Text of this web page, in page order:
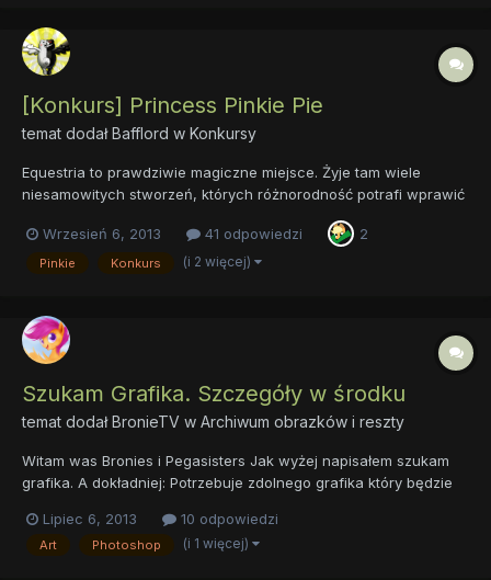
[Konkurs] Princess Pinkie Pie
temat dodałBafflord w Konkursy
Equestria to prawdziwie magiczne miejsce. Żyje tam wiele
niesamowitych stworzeń, których różnorodność potrafi wprawić
w osłupienie nawet najwytrwalszych podróżników. Jednak to nie
przerażające mantikory, czy olbrzymie hydry stanowią gatunek
dominujący, tylko małe, niepozorne kucyki. Niech was jednak...
Wrzesień 6, 2013 41 odpowiedzi 2
Pinkie Konkurs (i 2 więcej)
Szukam Grafika. Szczegóły w środku
temat dodałBronieTV w Archiwum obrazków i reszty
Witam was Bronies i Pegasisters Jak wyżej napisałem szukam
grafika. A dokładniej: Potrzebuje zdolnego grafika który będzie
jestem amatorem miałem konto z około 1k subskrybcji. Więc
nagrywaniem itp ja się spokojnie zajmę. Czemu nie...
Lipiec 6, 2013 10 odpowiedzi
Art Photoshop (i 1 więcej)